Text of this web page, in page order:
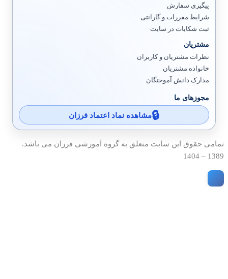
پیگیری سفارش
شرایط مقررات و گارانتی
ثبت شکایات در سایت
مشتریان
نظرات مشتریان و کاربران
خانواده مشتریان
مدارک دانش آموختگان
مجوزهای ما
مشاهده نماد اعتماد فرزان
تمامی حقوق این سایت متعلق به گروه آموزشی فرزان می باشد.
1389 – 1404